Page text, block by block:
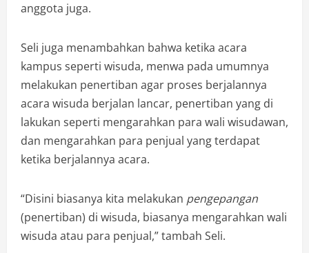
anggota juga.
Seli juga menambahkan bahwa ketika acara
kampus seperti wisuda, menwa pada umumnya
melakukan penertiban agar proses berjalannya
acara wisuda berjalan lancar, penertiban yang di
lakukan seperti mengarahkan para wali wisudawan,
dan mengarahkan para penjual yang terdapat
ketika berjalannya acara.
“Disini biasanya kita melakukan pengepangan
(penertiban) di wisuda, biasanya mengarahkan wali
wisuda atau para penjual,” tambah Seli.